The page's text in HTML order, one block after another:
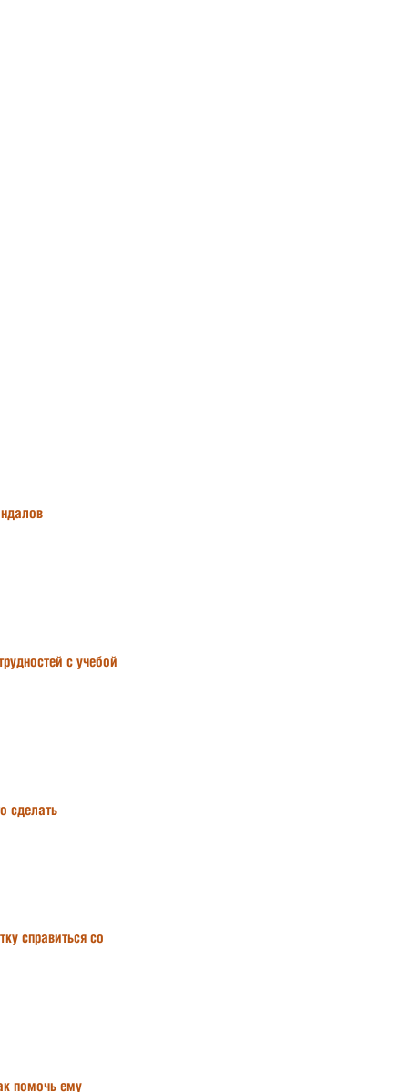
с учебой
сделать
справиться со
помочь ему